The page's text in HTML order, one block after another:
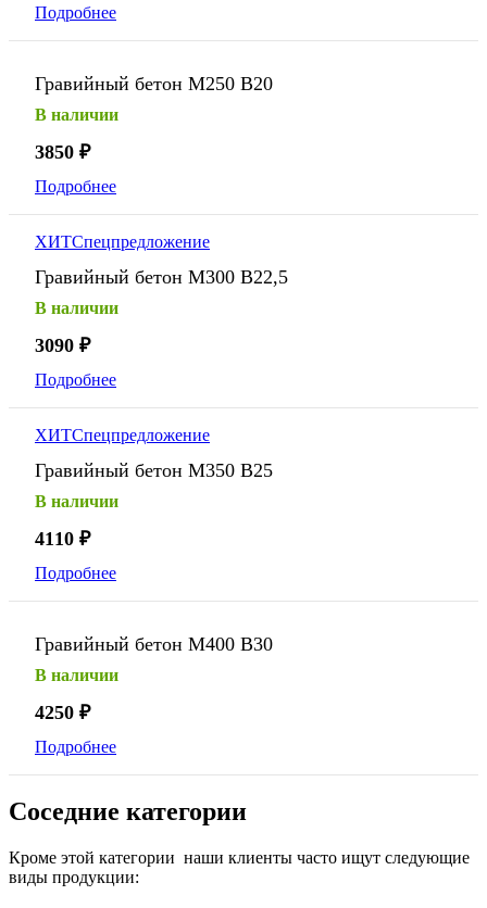
Подробнее
Гравийный бетон М250 В20
В наличии
3850 ₽
Подробнее
ХИТСпецпредложение
Гравийный бетон М300 В22,5
В наличии
3090 ₽
Подробнее
ХИТСпецпредложение
Гравийный бетон М350 В25
В наличии
4110 ₽
Подробнее
Гравийный бетон М400 В30
В наличии
4250 ₽
Подробнее
Соседние категории
Кроме этой категории наши клиенты часто ищут следующие
виды продукции: